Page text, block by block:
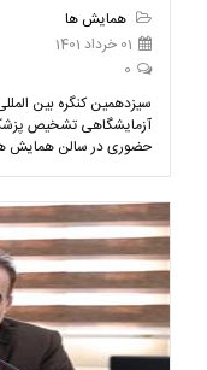
همایش ها
01 خرداد 1401
0
سیزدهمین کنگره بین
حضوری در سالن همایش های ایران